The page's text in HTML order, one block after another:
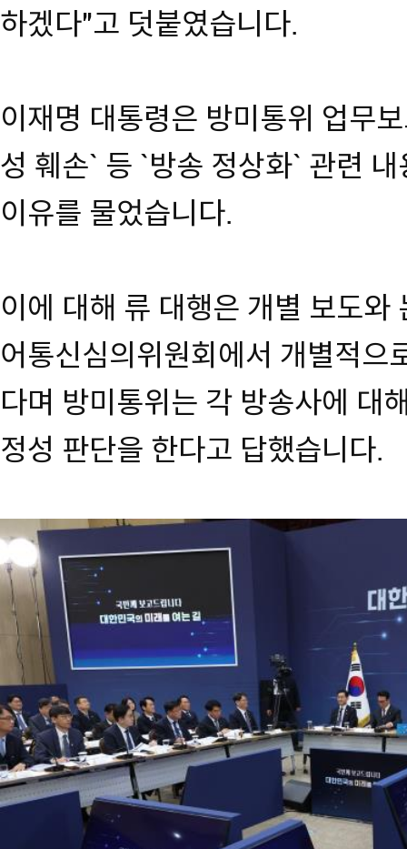
하겠다"고 덧붙였습니다.
이재명 대통령은 방미통위 업무
성 훼손` 등 `방송 정상화` 관련
이유를 물었습니다.
이에 대해 류 대행은 개별 보도와
어통신심의위원회에서 개별적으
다며 방미통위는 각 방송사에 대
정성 판단을 한다고 답했습니다.